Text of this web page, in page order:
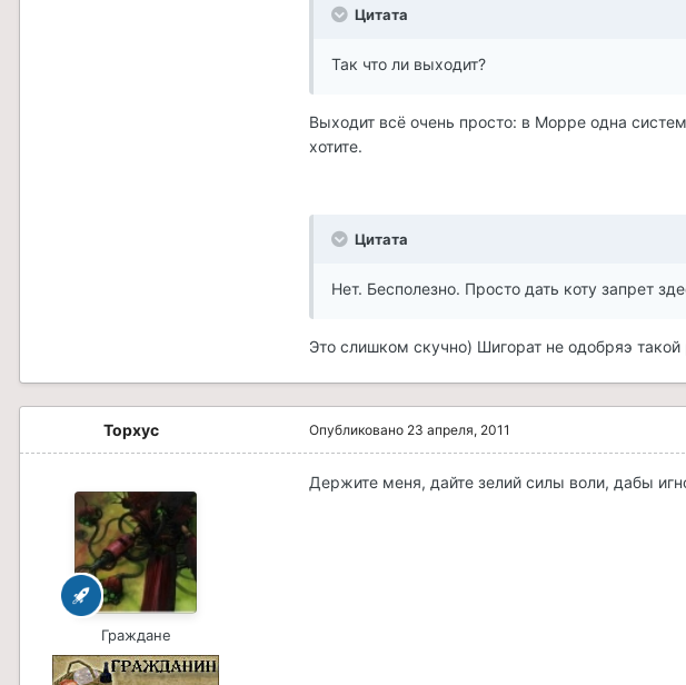
Цитата
Так что ли выходит?
Выходит всё очень просто: в Морре одна
хотите.
Цитата
Нет. Бесполезно. Просто дать коту запрет
Это слишком скучно) Шигорат не одобряэ такой
Topxyc
Граждане
Опубликовано 23 апреля, 2011
Держите меня, дайте зелий силы воли, дабы